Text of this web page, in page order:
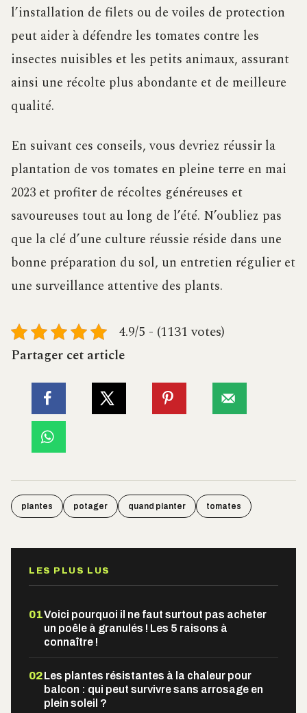
l’installation de filets ou de voiles de protection
peut aider à défendre les tomates contre les
insectes nuisibles et les petits animaux, assurant
ainsi une récolte plus abondante et de meilleure
qualité.
En suivant ces conseils, vous devriez réussir la
plantation de vos tomates en pleine terre en mai
2023 et profiter de récoltes généreuses et
savoureuses tout au long de l’été. N’oubliez pas
que la clé d’une culture réussie réside dans une
bonne préparation du sol, un entretien régulier et
une surveillance attentive des plants.
4.9/5 - (1131 votes)
Partager cet article
plantes potager quand planter tomates
LES PLUS LUS
01Voici pourquoi il ne faut surtout pas acheter
un poêle à granulés ! Les 5 raisons à
connaître !
02Les plantes résistantes à la chaleur pour
balcon : qui peut survivre sans arrosage en
plein soleil ?